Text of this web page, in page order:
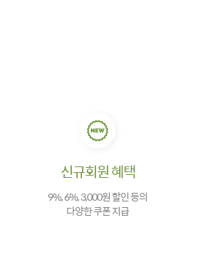
신규회원 혜택
9%, 6%, 3,000원 할인 등의
다양한 쿠폰 지급